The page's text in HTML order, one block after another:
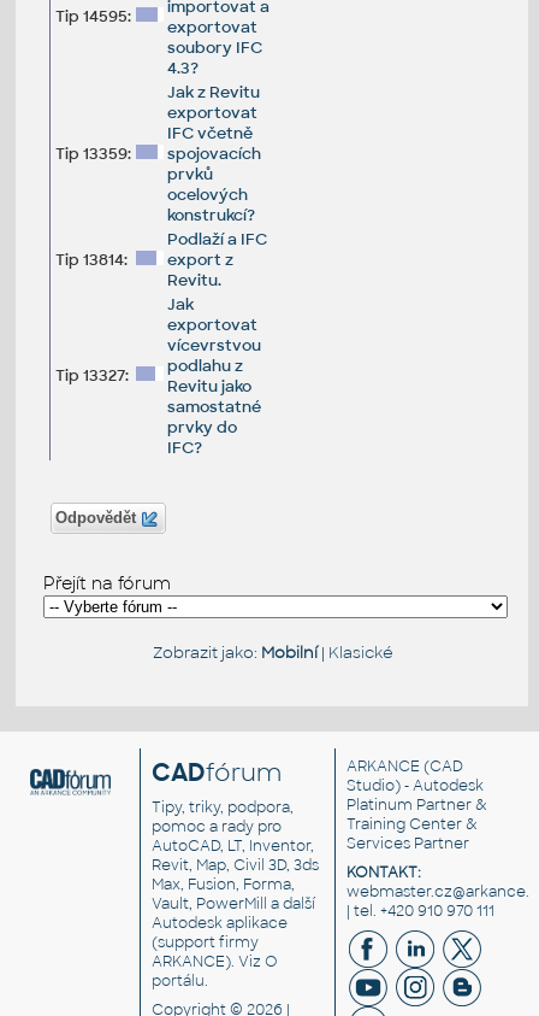
Tip 14595:
importovat a
exportovat
soubory IFC
4.3?
Tip 13359:
Jak z Revitu
exportovat
IFC včetně
spojovacích
prvků
ocelových
konstrukcí?
Tip 13814:
Podlaží a IFC
export z
Revitu.
Tip 13327:
Jak
exportovat
vícevrstvou
podlahu z
Revitu jako
samostatné
prvky do
IFC?
Odpovědět
Přejít na fórum
Zobrazit jako: Mobilní| Klasické
CADfórum
Tipy, triky, podpora,
pomoc a rady pro
AutoCAD, LT, Inventor,
Revit, Map, Civil 3D, 3ds
Max, Fusion, Forma,
Vault, PowerMill a další
Autodesk aplikace
(support firmy
ARKANCE). VizO
portálu.
Copyright © 2026 |
ARKANCE (CAD
Studio) - Autodesk
Platinum Partner &
Training Center &
Services Partner
KONTAKT:
| tel. +420 910 970 111